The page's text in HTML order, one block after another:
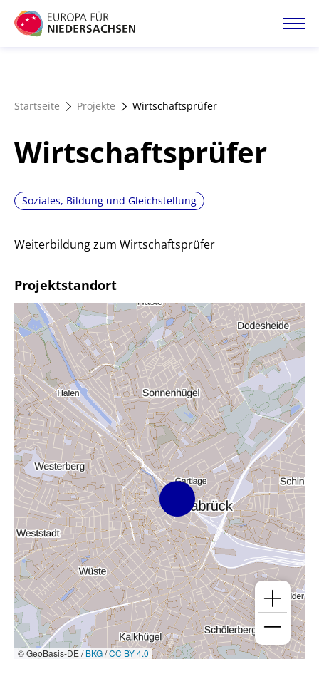
Direkt
zum
Förderangebote
Magazin
Startseite Projekte Wirtschaftsprüfer
Wirtschaftsprüfer
Soziales, Bildung und Gleichstellung
Weiterbildung zum Wirtschaftsprüfer
Projektstandort
© GeoBasis-DE /BKG/CC BY 4.0